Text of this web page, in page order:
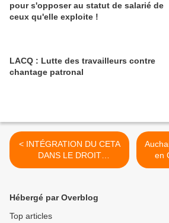
pour s'opposer au statut de salarié de
ceux qu'elle exploite !
LACQ : Lutte des travailleurs contre
chantage patronal
< INTÉGRATION DU CETA
DANS LE DROIT
EUROPÉEN : UNE
en
Hébergé par Overblog
Top articles